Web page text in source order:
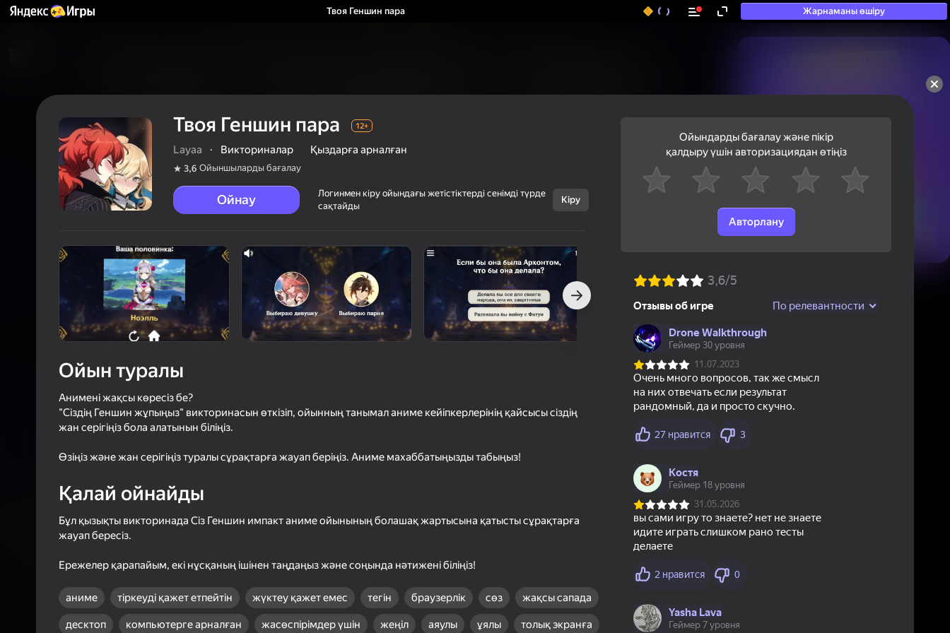
Твоя Геншин пара Жарнаманы өшіру
50+ топ ойындар, олармен
Твоя Геншин
12+
Layaa
Викториналар
Қыздарға арналған
3,6 Ойыншыларды бағалау
Ойнау
Твоя Геншин пара 12+
Layaa · Викториналар Қыздарға арналған
3,6 Ойыншыларды бағалау
Ойнау
Логинмен кіру ойындағы жетістіктерді сенімді түрде
сақтайды
Кіру
Ойын туралы
Анимені жақсы көресіз бе?
"Сіздің Геншин жұпыңыз" викторинасын өткізіп, ойынның танымал аниме кейіпкерлерінің қайсысы сіздің
жан серігіңіз бола алатынын біліңіз.
Өзіңіз және жан серігіңіз туралы сұрақтарға жауап беріңіз. Аниме махаббатыңызды табыңыз!
Қалай ойнайды
Бұл қызықты викторинада Сіз Геншин импакт аниме ойынының болашақ жартысына қатысты сұрақтарға
жауап бересіз.
Ережелер қарапайым, екі нұсқаның ішінен таңдаңыз және соңында нәтижені біліңіз!
аниме тіркеуді қажет етпейтін жүктеу қажет емес тегін браузерлік сөз жақсы сапада
десктоп компьютерге арналған жасөспірімдер үшін жеңіл аяулы ұялы толық экранға
Ойындарды бағалау және пікір
қалдыру үшін авторизациядан өтіңіз
Авторлану